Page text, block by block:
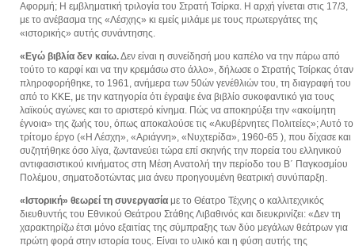
Αφορμή; Η εμβληματική τριλογία του Στρατή Τσίρκα. Η αρχή γίνεται στις 17/3,
με το ανέβασμα της «Λέσχης» κι εμείς μιλάμε με τους πρωτεργάτες της
«ιστορικής» αυτής συνάντησης.
«Εγώ βιβλία δεν καίω.Δεν είναι η συνείδησή μου καπέλο να την πάρω από
τούτο το καρφί και να την κρεμάσω στο άλλο», δήλωσε ο Στρατής Τσίρκας όταν
πληροφορήθηκε, το 1961, ανήμερα των 50ών γενέθλιών του, τη διαγραφή του
από το ΚΚΕ, με την κατηγορία ότι έγραψε ένα βιβλίο συκοφαντικό για τους
λαϊκούς αγώνες και το αριστερό κίνημα. Πώς να αποκηρύξει την «ακοίμητη
έγνοια» της ζωής του, όπως αποκαλούσε τις «Ακυβέρνητες Πολιτείες»; Αυτό το
τρίτομο έργο («Η Λέσχη», «Αριάγνη», «Νυχτερίδα», 1960-65 ), που δίχασε και
συζητήθηκε όσο λίγα, ζωντανεύει τώρα επί σκηνής την πορεία του ελληνικού
αντιφασιστικού κινήματος στη Μέση Ανατολή την περίοδο του Β΄ Παγκοσμίου
Πολέμου, σηματοδοτώντας μια άνευ προηγουμένη θεατρική συνύπαρξη.
«Ιστορική» θεωρεί τη συνεργασία με το Θέατρο Τέχνης ο καλλιτεχνικός
διευθυντής του Εθνικού Θεάτρου Στάθης Λιβαθινός και διευκρινίζει: «Δεν τη
χαρακτηρίζω έτσι μόνο εξαιτίας της σύμπραξης των δύο μεγάλων θεάτρων για
πρώτη φορά στην ιστορία τους. Είναι το υλικό και η φύση αυτής της